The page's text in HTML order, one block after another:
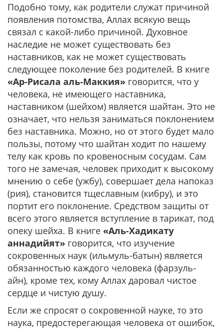
Подобно тому, как родители служат причиной
появления потомства, Аллах всякую вещь
связал с какой-либо причиной. Духовное
наследие не может существовать без
наставников, как не может существовать
следующее поколение без родителей. В книге
«Ар-Рисала аль-Маккия» говорится, что у
человека, не имеющего наставника,
наставником (шейхом) является шайтан. Это не
означает, что нельзя заниматься поклонением
без наставника. Можно, но от этого будет мало
пользы, потому что шайтан ходит по нашему
телу как кровь по кровеносным сосудам. Сам
того не замечая, человек приходит к высокому
мнению о себе (ужбу), совершает дела напоказ
(рия), становится тщеславным (кибру), и это
портит его поклонение. Средством защиты от
всего этого является вступление в тарикат, под
опеку шейха. В книге «Аль-Хадикату
аннадийят» говорится, что изучение
сокровенных наук (ильмуль-батын) является
обязанностью каждого человека (фарзуль-
айн), кроме тех, кому Аллах даровал чистое
сердце и чистую душу.
Если же спросят о сокровенной науке, то это
наука, предостерегающая человека от ошибок,